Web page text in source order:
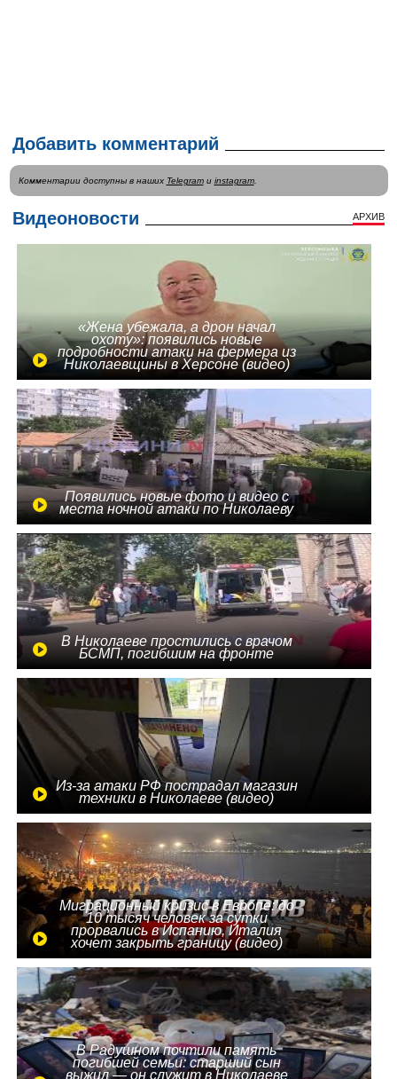
Добавить комментарий
Комментарии доступны в наших Telegramи instagram.
Видеоновости АРХИВ
«Жена убежала, а дрон начал
охоту»: появились новые
подробности атаки на фермера из
Николаевщины в Херсоне (видео)
Появились новые фото и видео с
места ночной атаки по Николаеву
В Николаеве простились с врачом
БСМП, погибшим на фронте
Из-за атаки РФ пострадал магазин
техники в Николаеве (видео)
Миграционный кризис в Европе: до
10 тысяч человек за сутки
прорвались в Испанию, Италия
хочет закрыть границу (видео)
В Радушном почтили память
погибшей семьи: старший сын
выжил — он служит в Николаеве